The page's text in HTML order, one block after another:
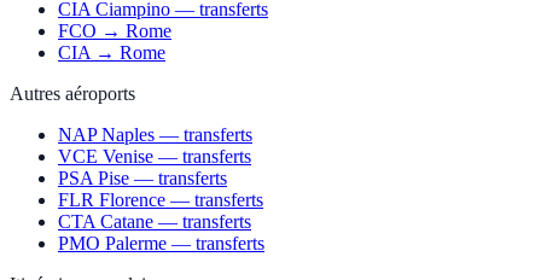
CIA Ciampino — transferts
FCO → Rome
CIA → Rome
Autres aéroports
NAP Naples — transferts
VCE Venise — transferts
PSA Pise — transferts
FLR Florence — transferts
CTA Catane — transferts
PMO Palerme — transferts